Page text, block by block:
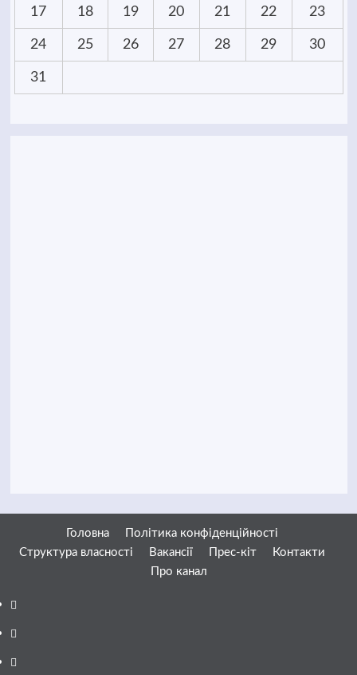
17 18 19 20 21 22 23
24 25 26 27 28 29 30
31
Головна
Політика конфіденційності
Структура власності
Вакансії Прес-кіт
Контакти
Про канал
Facebook
YouTube
Telegram